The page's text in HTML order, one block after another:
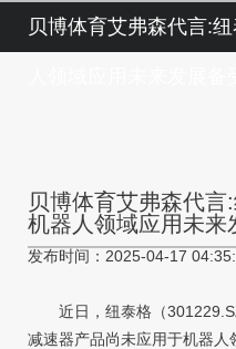
贝博体育艾弗森代言:
贝博体育艾弗森代
机器人领域应用未来
发布时间：2025-04-17
近日，纽泰格（
减速器产品尚未应用于机器